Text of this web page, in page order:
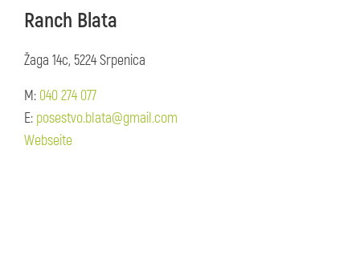
Ranch Blata
Žaga 14c, 5224 Srpenica
M: 040 274 077
E: posestvo.blata@gmail.com
Webseite